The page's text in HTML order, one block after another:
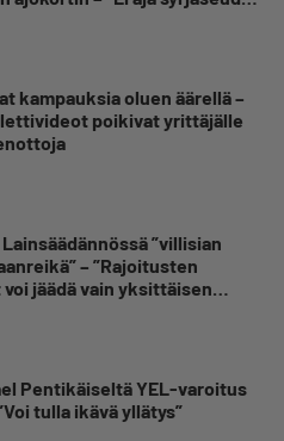
kampauksia oluen äärellä –
poikivat yrittäjälle
”villisian
– ”Rajoitusten
jäädä vain yksittäisen
Pentikäiseltä YEL-varoitus
tulla ikävä yllätys”